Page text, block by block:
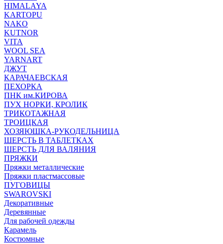
HIMALAYA
KARTOPU
NAKO
KUTNOR
VITA
WOOL SEA
YARNART
ДЖУТ
КАРАЧАЕВСКАЯ
ПЕХОРКА
ПНК им.КИРОВА
ПУХ НОРКИ, КРОЛИК
ТРИКОТАЖНАЯ
ТРОИЦКАЯ
ХОЗЯЮШКА-РУКОДЕЛЬНИЦА
ШЕРСТЬ В ТАБЛЕТКАХ
ШЕРСТЬ ДЛЯ ВАЛЯНИЯ
ПРЯЖКИ
Пряжки металлические
Пряжки пластмассовые
ПУГОВИЦЫ
SWAROVSKI
Декоративные
Деревянные
Для рабочей одежды
Карамель
Костюмные